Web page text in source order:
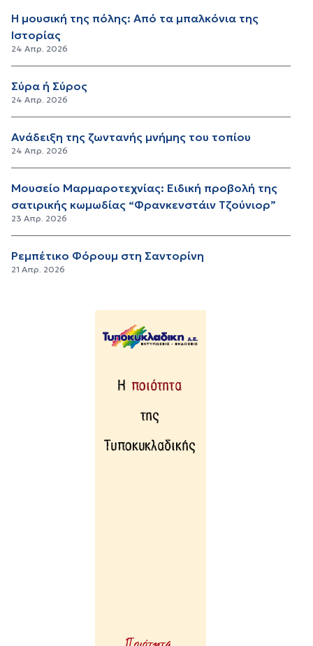
Η μουσική της πόλης: Από τα μπαλκόνια της
Ιστορίας
24 Απρ. 2026
Σύρα ή Σύρος
24 Απρ. 2026
Ανάδειξη της ζωντανής μνήμης του τοπίου
24 Απρ. 2026
Μουσείο Μαρμαροτεχνίας: Ειδική προβολή της
σατιρικής κωμωδίας “Φρανκενστάιν Τζούνιορ”
23 Απρ. 2026
Ρεμπέτικο Φόρουμ στη Σαντορίνη
21 Απρ. 2026